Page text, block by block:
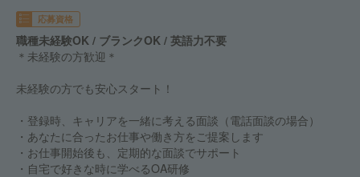
応募資格
職種未経験OK / ブランクOK / 英語力不要
＊未経験の方歓迎＊
未経験の方でも安心スタート！
・登録時、キャリアを一緒に考える面談（電話面談の場合）
・あなたに合ったお仕事や働き方をご提案します
・お仕事開始後も、定期的な面談でサポート
・自宅で好きな時に学べるOA研修